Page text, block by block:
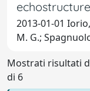
echostructure
2013-01-01
M. G.;
Mostrati risultati
di 6